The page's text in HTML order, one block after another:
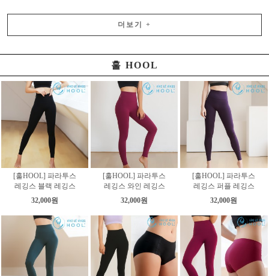
더보기 +
훌 HOOL
[훌HOOL] 파라투스
레깅스 블랙 레깅스
32,000원
[훌HOOL] 파라투스
레깅스 와인 레깅스
32,000원
[훌HOOL] 파라투스
레깅스 퍼플 레깅스
32,000원